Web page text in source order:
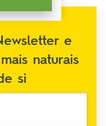
e
naturais
si